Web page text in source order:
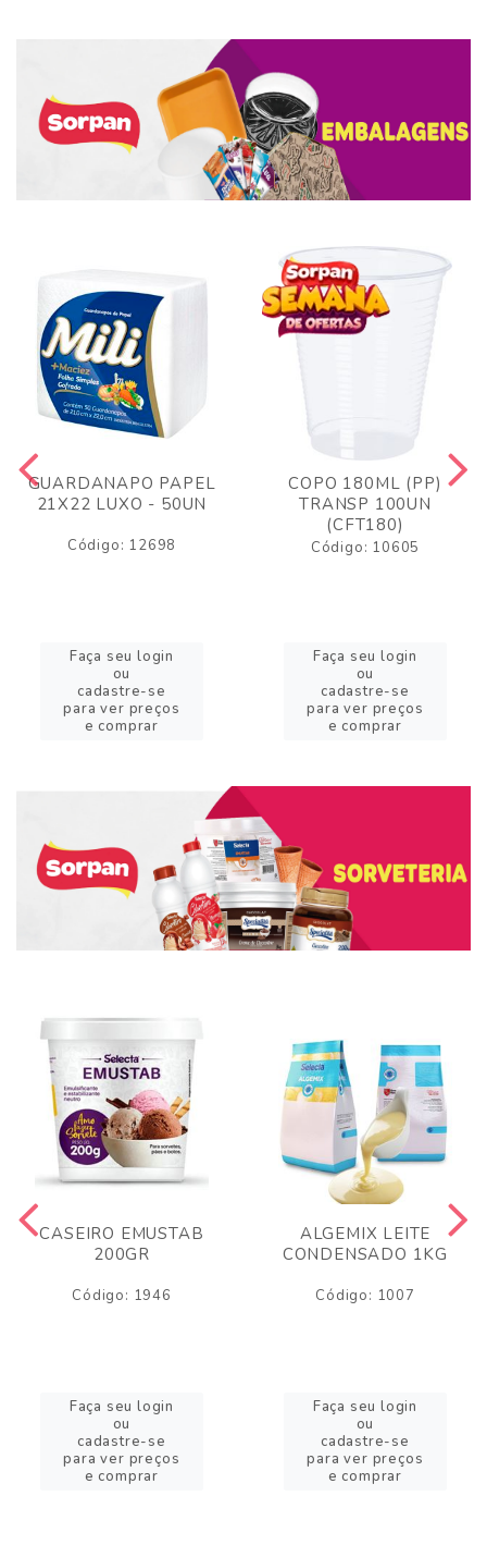
GUARDANAPO PAPEL
21X22 LUXO - 50UN
Código: 12698
Faça seu login
ou
cadastre-se
para ver preços
e comprar
COPO 180ML (PP)
TRANSP 100UN
(CFT180)
Código: 10605
Faça seu login
ou
cadastre-se
para ver preços
e comprar
CASEIRO EMUSTAB
200GR
Código: 1946
Faça seu login
ou
cadastre-se
para ver preços
e comprar
ALGEMIX LEITE
CONDENSADO 1KG
Código: 1007
Faça seu login
ou
cadastre-se
para ver preços
e comprar